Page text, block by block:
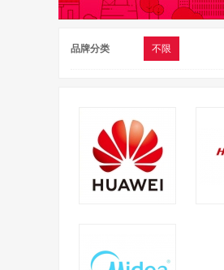
品牌分类 不限